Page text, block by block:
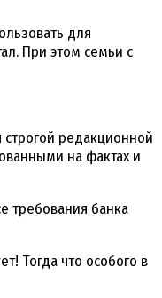
для
При этом семьи с
редакционной
на фактах и
требования банка
Тогда что особого в